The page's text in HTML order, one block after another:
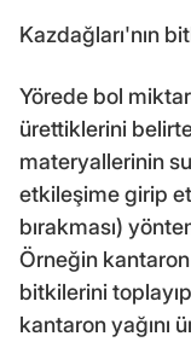
Kazdağları'nın
Yörede bol
ürettiklerini
materyallerinin
etkileşime girip
bırakması)
Örneğin
bitkilerini
kantaron yağını